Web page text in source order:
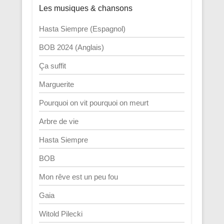
Les musiques & chansons
Hasta Siempre (Espagnol)
BOB 2024 (Anglais)
Ça suffit
Marguerite
Pourquoi on vit pourquoi on meurt
Arbre de vie
Hasta Siempre
BOB
Mon rêve est un peu fou
Gaia
Witold Pilecki